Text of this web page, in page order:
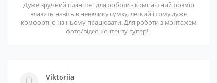
Дуже зручний планшет для роботи - компактний розмір
влазить навіть в невелику сумку, легкий і тому дуже
комфортно на ньому працювати. Для роботи з монтажем
фото/відео контенту супер!..
Viktoriia